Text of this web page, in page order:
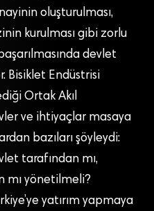
oluşturulması,
kurulması gibi zorlu
devlet
Bisiklet Endüstrisi
Ortak Akıl
ve ihtiyaçlar masaya
bazıları şöyleydi:
tarafından mı,
mı yönetilmeli?
yatırım yapmaya